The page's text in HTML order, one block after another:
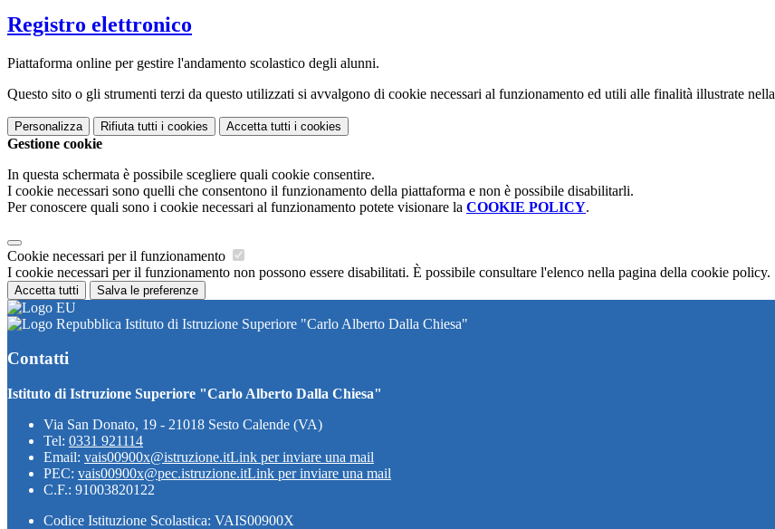
Registro elettronico
Piattaforma online per gestire l'andamento scolastico degli alunni.
Questo sito o gli strumenti terzi da questo utilizzati si avvalgono di cookie necessari al funzionamento ed utili alle finalità illustrate nella
Personalizza Rifiuta tutti i cookies Accetta tutti i cookies
Gestione cookie
In questa schermata è possibile scegliere quali cookie consentire.
I cookie necessari sono quelli che consentono il funzionamento della piattaforma e non è possibile disabilitarli.
Per conoscere quali sono i cookie necessari al funzionamento potete visionare la COOKIE POLICY.
Cookie necessari per il funzionamento
I cookie necessari per il funzionamento non possono essere disabilitati. È possibile consultare l'elenco nella pagina della cookie policy.
Accetta tutti Salva le preferenze
Istituto di Istruzione Superiore "Carlo Alberto Dalla Chiesa"
Contatti
Istituto di Istruzione Superiore "Carlo Alberto Dalla Chiesa"
Via San Donato, 19 - 21018 Sesto Calende (VA)
Tel: 0331 921114
Email: vais00900x@istruzione.itLink per inviare una mail
PEC: vais00900x@pec.istruzione.itLink per inviare una mail
C.F.: 91003820122
Codice Istituzione Scolastica: VAIS00900X